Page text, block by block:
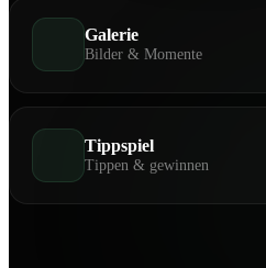
Galerie
Bilder & Momente
Tippspiel
Tippen & gewinnen